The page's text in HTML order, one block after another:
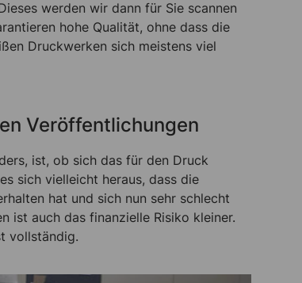
werden wir dann für Sie scannen
hohe Qualität, ohne dass die
Druckwerken sich meistens viel
Veröffentlichungen
ist, ob sich das für den Druck
sich vielleicht heraus, dass die
hat und sich nun sehr schlecht
ist auch das finanzielle Risiko kleiner.
vollständig.